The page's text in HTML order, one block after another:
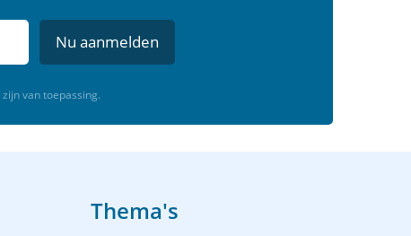
Nu aanmelden
zijn van toepassing.
Thema's